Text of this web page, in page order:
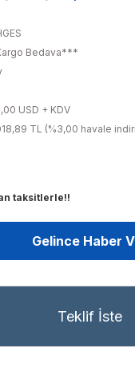
Bedava***
USD + KDV
TL (%3,00 havale
taksitlerle!!
Gelince Haber
Teklif İste